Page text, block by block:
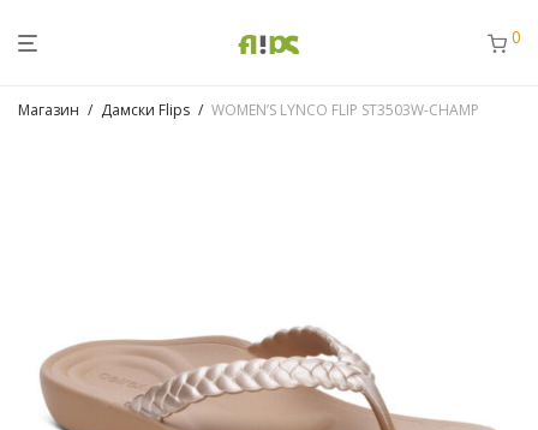
0
Магазин / Дамски Flips / WOMEN’S LYNCO FLIP ST3503W-CHAMP